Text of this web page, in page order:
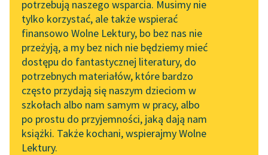
Lab
Zapraszamy na spotkanie
online z tłumaczkami
literatury skandynawskiej
Spotkanie z Katarzyną
Tunkiel w Oslo
102. lata temu zmarł
Joseph Conrad
Przewodnik dla piszących i
czytających
API
OAI-PMH
Widget Wolnych Lektur
Przypisy
potrzebują naszego wsparcia. Musimy nie
tylko korzystać, ale także wspierać
finansowo Wolne Lektury, bo bez nas nie
przeżyją, a my bez nich nie będziemy mieć
dostępu do fantastycznej literatury, do
potrzebnych materiałów, które bardzo
często przydają się naszym dzieciom w
szkołach albo nam samym w pracy, albo
po prostu do przyjemności, jaką dają nam
książki. Także kochani, wspierajmy Wolne
Lektury.
Bal u Salomona
Niepotrzebne mi twoje
usta
ani brzuch twój, ani
wszystkie dżungle,
ani balet uszu twych,
ani...
Czytaj więcej